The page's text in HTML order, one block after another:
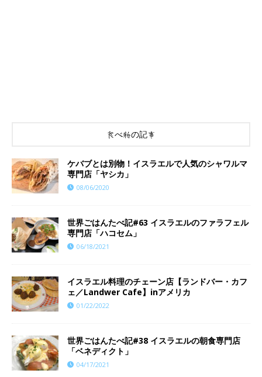
食べ物の記事
ケバブとは別物！イスラエルで人気のシャワルマ
専門店「ヤシカ」
08/06/2020
世界ごはんたべ記#63 イスラエルのファラフェル
専門店「ハコセム」
06/18/2021
イスラエル料理のチェーン店【ランドバー・カフ
ェ／Landwer Cafe】inアメリカ
01/22/2022
世界ごはんたべ記#38 イスラエルの朝食専門店
「ベネディクト」
04/17/2021